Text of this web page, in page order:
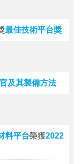
最佳技術平台獎
及其製備方法
料平台榮獲2022